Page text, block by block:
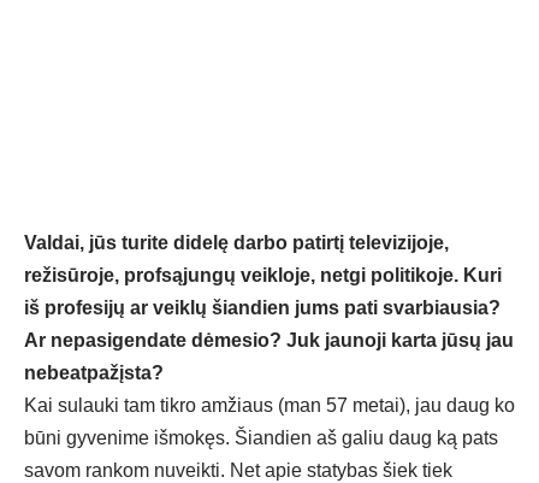
Valdai, jūs turite didelę darbo patirtį televizijoje,
režisūroje, profsąjungų veikloje, netgi politikoje. Kuri
iš profesijų ar veiklų šiandien jums pati svarbiausia?
Ar nepasigendate dėmesio? Juk jaunoji karta jūsų jau
nebeatpažįsta?
Kai sulauki tam tikro amžiaus (man 57 metai), jau daug ko
būni gyvenime išmokęs. Šiandien aš galiu daug ką pats
savom rankom nuveikti. Net apie statybas šiek tiek